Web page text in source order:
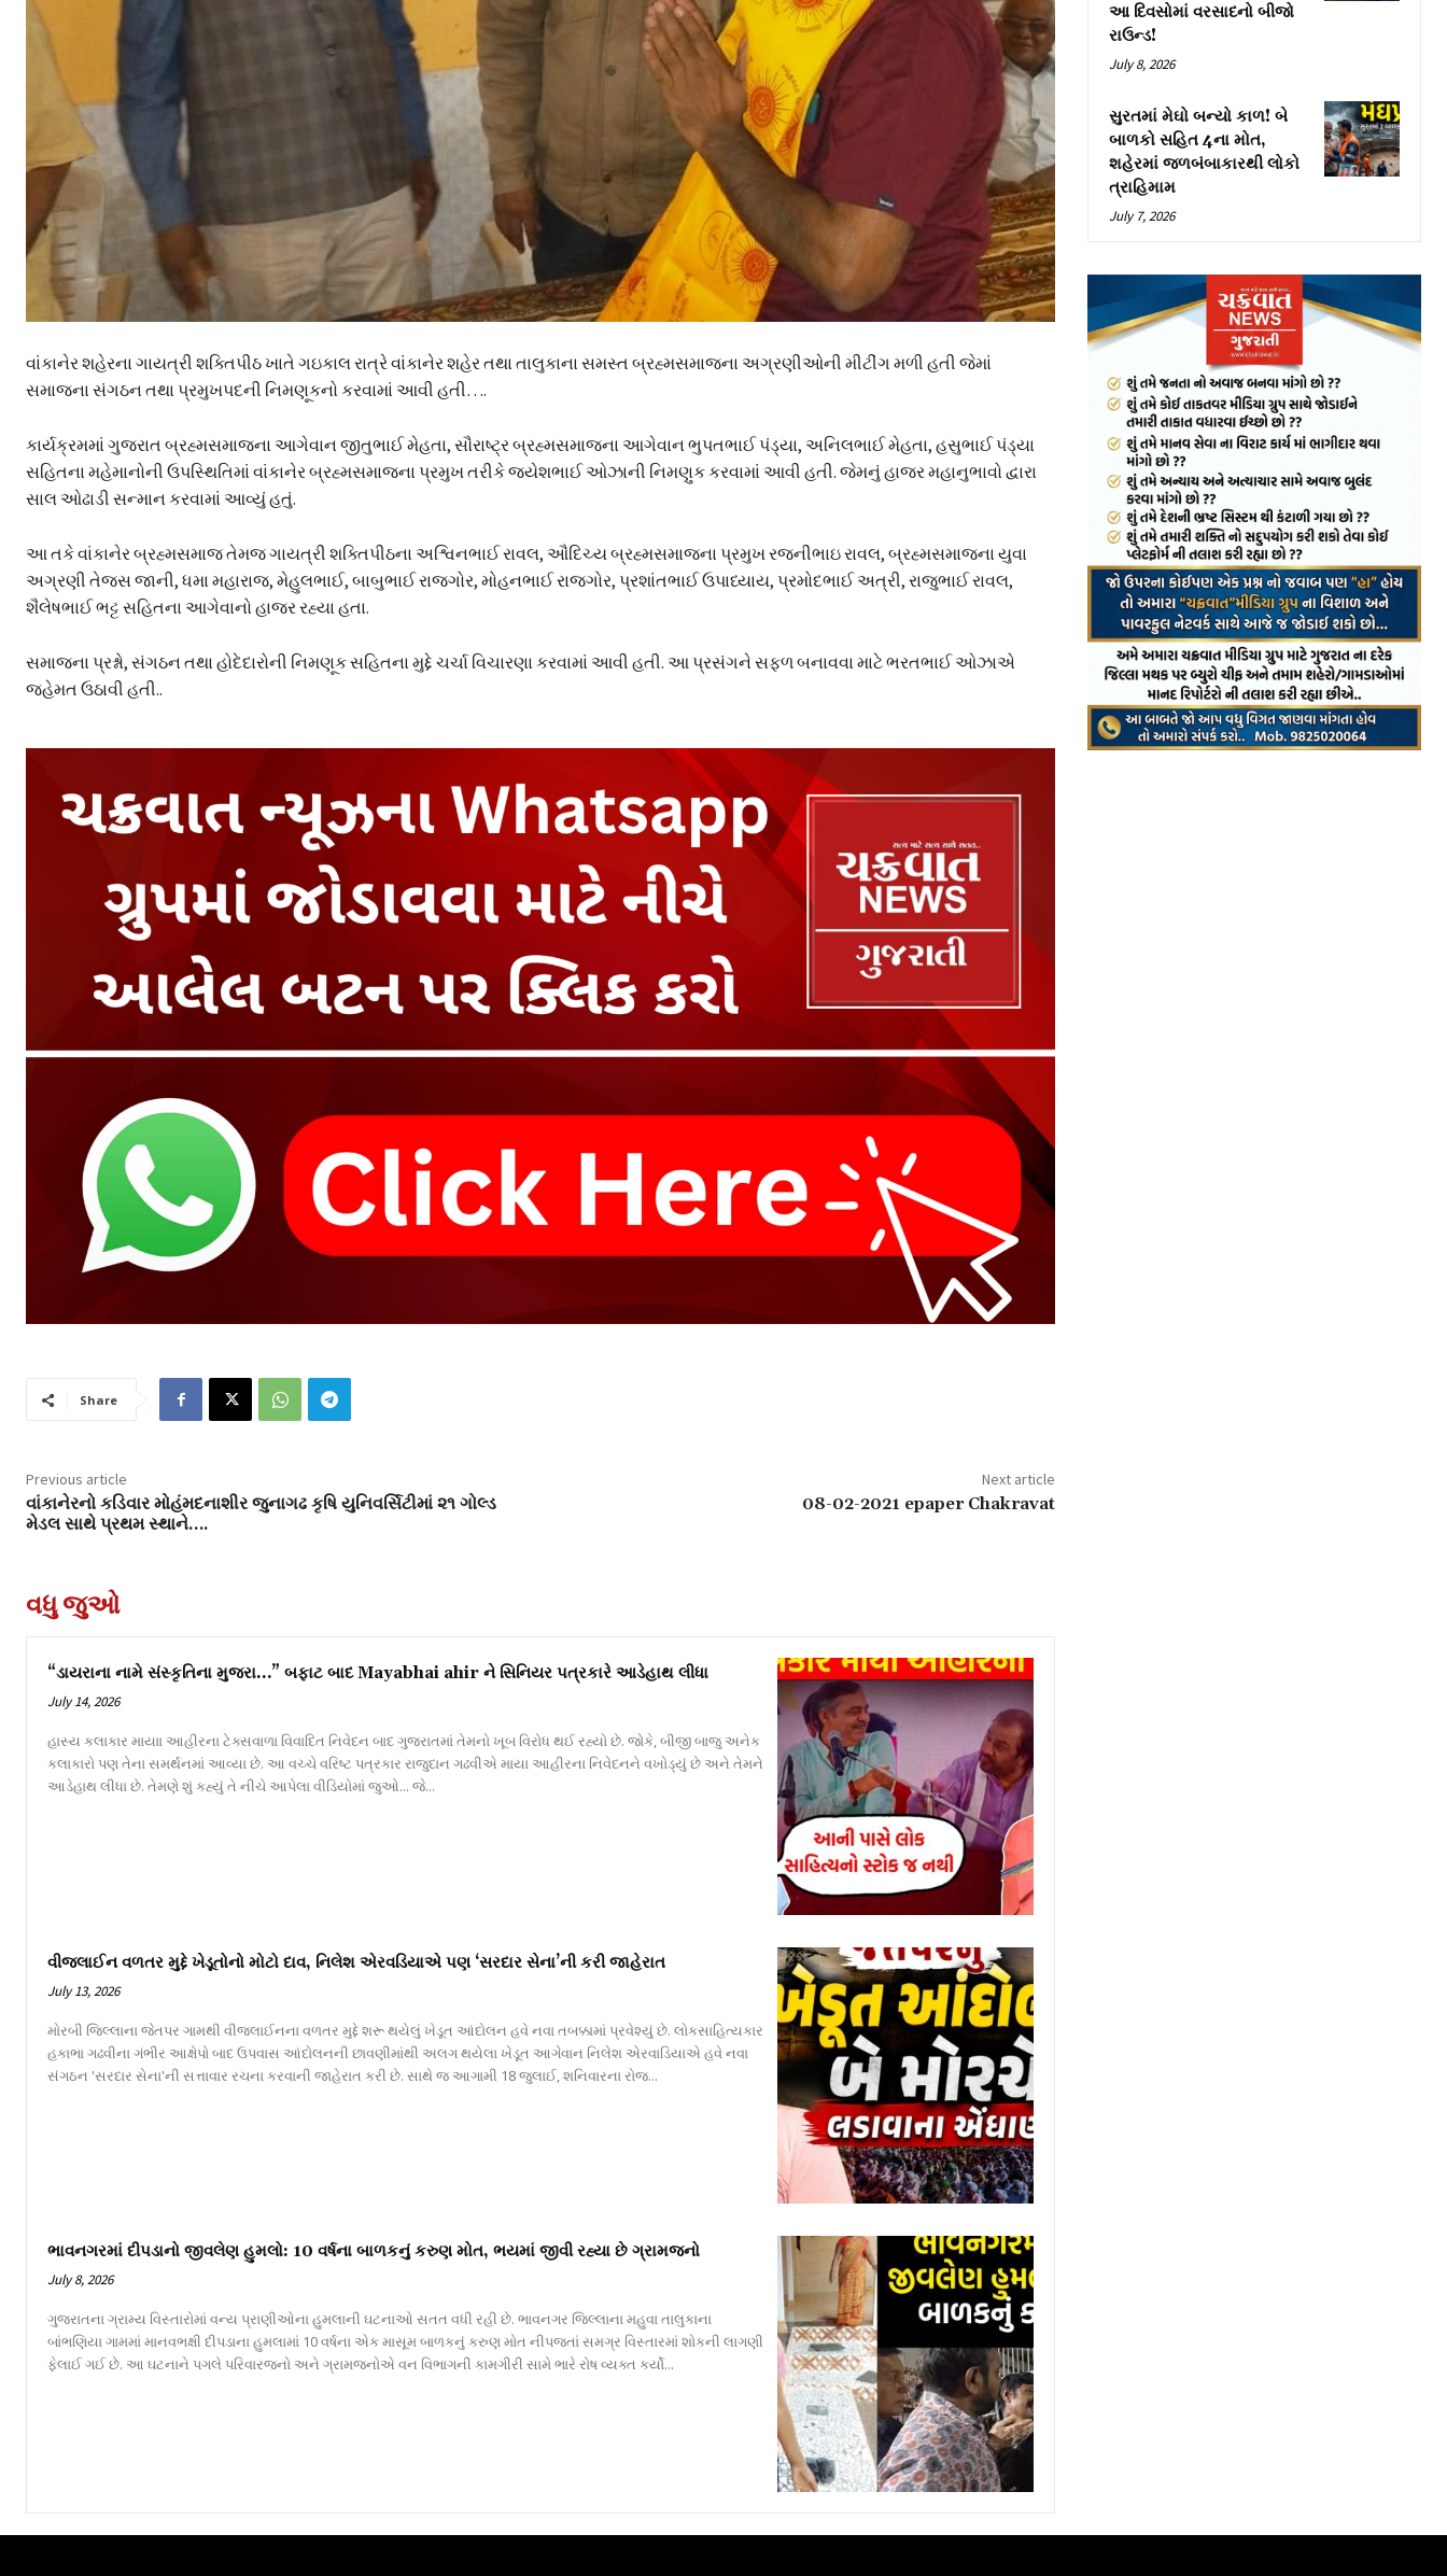
વાંકાનેર શહેરના ગાયત્રી શક્તિપીઠ ખાતે ગઇકાલ રાત્રે વાંકાનેર શહેર તથા તાલુકાના સમસ્ત બ્રહ્મસમાજના અગ્રણીઓની મીટીંગ મળી હતી જેમાં
સમાજના સંગઠન તથા પ્રમુખપદની નિમણૂકનો કરવામાં આવી હતી….
કાર્યક્રમમાં ગુજરાત બ્રહ્મસમાજના આગેવાન જીતુભાઈ મેહતા, સૌરાષ્ટ્ર બ્રહ્મસમાજના આગેવાન ભુપતભાઈ પંડ્યા, અનિલભાઈ મેહતા, હસુભાઈ પંડ્યા
સહિતના મહેમાનોની ઉપસ્થિતિમાં વાંકાનેર બ્રહ્મસમાજના પ્રમુખ તરીકે જયેશભાઈ ઓઝાની નિમણુક કરવામાં આવી હતી. જેમનું હાજર મહાનુભાવો દ્વારા
સાલ ઓઢાડી સન્માન કરવામાં આવ્યું હતું.
આ તકે વાંકાનેર બ્રહ્મસમાજ તેમજ ગાયત્રી શક્તિપીઠના અશ્વિનભાઈ રાવલ, ઔદિચ્ય બ્રહ્મસમાજના પ્રમુખ રજનીભાઇ રાવલ, બ્રહ્મસમાજના યુવા
અગ્રણી તેજસ જાની, ધમા મહારાજ, મેહુલભાઈ, બાબુભાઈ રાજગોર, મોહનભાઈ રાજગોર, પ્રશાંતભાઈ ઉપાધ્યાય, પ્રમોદભાઈ અત્રી, રાજુભાઈ રાવલ,
શૈલેષભાઈ ભટ્ટ સહિતના આગેવાનો હાજર રહ્યા હતા.
સમાજના પ્રશ્નો, સંગઠન તથા હોદેદારોની નિમણૂક સહિતના મુદ્દે ચર્ચા વિચારણા કરવામાં આવી હતી. આ પ્રસંગને સફળ બનાવવા માટે ભરતભાઈ ઓઝાએ
જહેમત ઉઠાવી હતી..
Share
Previous article
વાંકાનેરનો કડિવાર મોહંમદનાશીર જુનાગઢ કૃષિ યુનિવર્સિટીમાં ૨૧ ગોલ્ડ
મેડલ સાથે પ્રથમ સ્થાને….
Next article
08-02-2021 epaper Chakravat
વધુ જુઓ
“ડાયરાના નામે સંસ્કૃતિના મુજરા…” બફાટ બાદ Mayabhai ahir ને સિનિયર પત્રકારે આડેહાથ લીધા
July 14, 2026
હાસ્ય કલાકાર માયાા આહીરના ટેક્સવાળા વિવાદિત નિવેદન બાદ ગુજરાતમાં તેમનો ખૂબ વિરોધ થઈ રહ્યો છે. જોકે, બીજી બાજુ અનેક
કલાકારો પણ તેના સમર્થનમાં આવ્યા છે. આ વચ્ચે વરિષ્ટ પત્રકાર રાજુદાન ગઢવીએ માયા આહીરના નિવેદનને વખોડ્યું છે અને તેમને
આડેહાથ લીધા છે. તેમણે શું કહ્યું તે નીચે આપેલા વીડિયોમાં જુઓ... જે...
વીજલાઈન વળતર મુદ્દે ખેડૂતોનો મોટો દાવ, નિલેશ એરવડિયાએ પણ ‘સરદાર સેના’ની કરી જાહેરાત
July 13, 2026
મોરબી જિલ્લાના જેતપર ગામથી વીજલાઈનના વળતર મુદ્દે શરૂ થયેલું ખેડૂત આંદોલન હવે નવા તબક્કામાં પ્રવેશ્યું છે. લોકસાહિત્યકાર
હકાભા ગઢવીના ગંભીર આક્ષેપો બાદ ઉપવાસ આંદોલનની છાવણીમાંથી અલગ થયેલા ખેડૂત આગેવાન નિલેશ એરવાડિયાએ હવે નવા
સંગઠન 'સરદાર સેના'ની સત્તાવાર રચના કરવાની જાહેરાત કરી છે. સાથે જ આગામી 18 જુલાઈ, શનિવારના રોજ...
ભાવનગરમાં દીપડાનો જીવલેણ હુમલો: 10 વર્ષના બાળકનું કરુણ મોત, ભયમાં જીવી રહ્યા છે ગ્રામજનો
July 8, 2026
ગુજરાતના ગ્રામ્ય વિસ્તારોમાં વન્ય પ્રાણીઓના હુમલાની ઘટનાઓ સતત વધી રહી છે. ભાવનગર જિલ્લાના મહુવા તાલુકાના
બાંભણિયા ગામમાં માનવભક્ષી દીપડાના હુમલામાં 10 વર્ષના એક માસૂમ બાળકનું કરુણ મોત નીપજતાં સમગ્ર વિસ્તારમાં શોકની લાગણી
ફેલાઈ ગઈ છે. આ ઘટનાને પગલે પરિવારજનો અને ગ્રામજનોએ વન વિભાગની કામગીરી સામે ભારે રોષ વ્યક્ત કર્યો...
આ દિવસોમાં વરસાદનો બીજો
રાઉન્ડ!
July 8, 2026
સુરતમાં મેઘો બન્યો કાળ! બે
બાળકો સહિત 4ના મોત,
શહેરમાં જળબંબાકારથી લોકો
ત્રાહિમામ
July 7, 2026